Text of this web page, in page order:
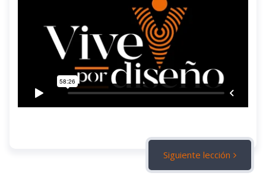
Siguiente lección